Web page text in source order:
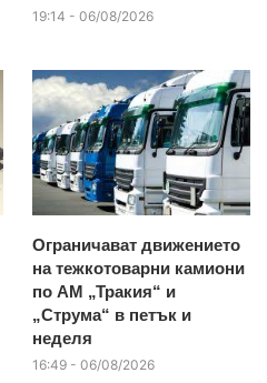
19:14 - 06/08/2026
Ограничават движението
на тежкотоварни камиони
по АМ „Тракия“ и
„Струма“ в петък и
неделя
16:49 - 06/08/2026